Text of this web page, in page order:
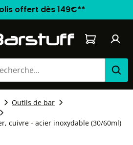
offert dès 149€**
Le panier
Outils de bar
cuivre - acier inoxydable (30/60ml)